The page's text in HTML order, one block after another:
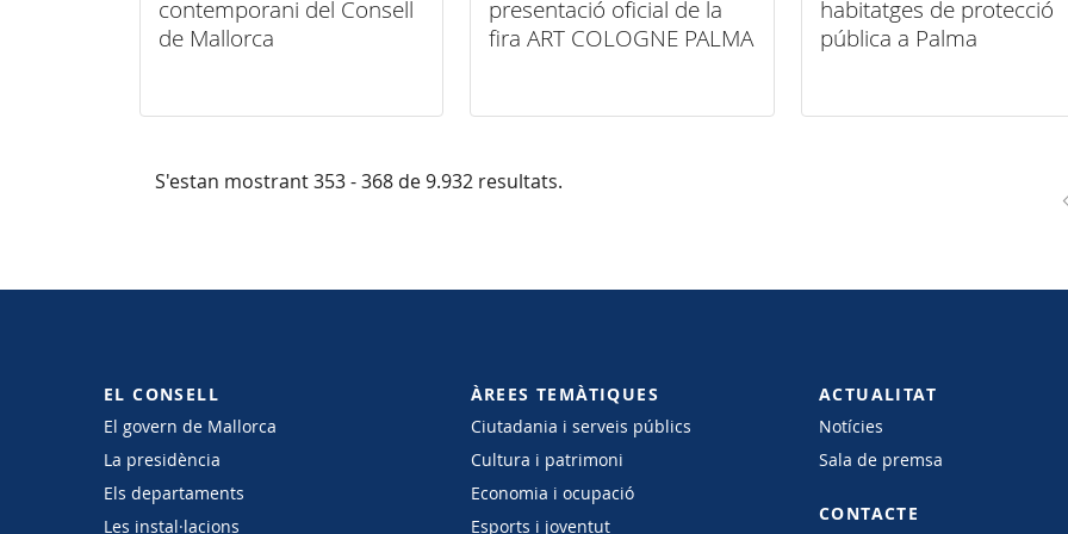
contemporani del Consell
de Mallorca
presentació oficial de la
fira ART COLOGNE PALMA
habitatges de protecció
pública a Palma
S'estan mostrant 353 - 368 de 9.932 resultats.
EL CONSELL
El govern de Mallorca
La presidència
Els departaments
Les instal·lacions
ÀREES TEMÀTIQUES
Ciutadania i serveis públics
Cultura i patrimoni
Economia i ocupació
Esports i joventut
ACTUALITAT
Notícies
Sala de premsa
CONTACTE